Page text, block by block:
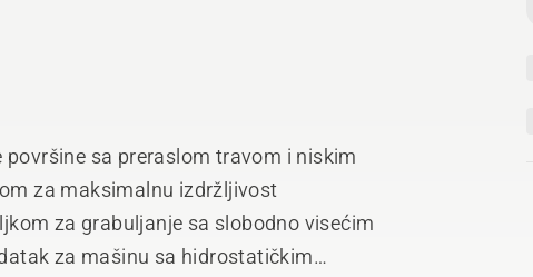
sa preraslom travom i niskim
za maksimalnu izdržljivost
za grabuljanje sa slobodno visećim
za mašinu sa hidrostatičkim